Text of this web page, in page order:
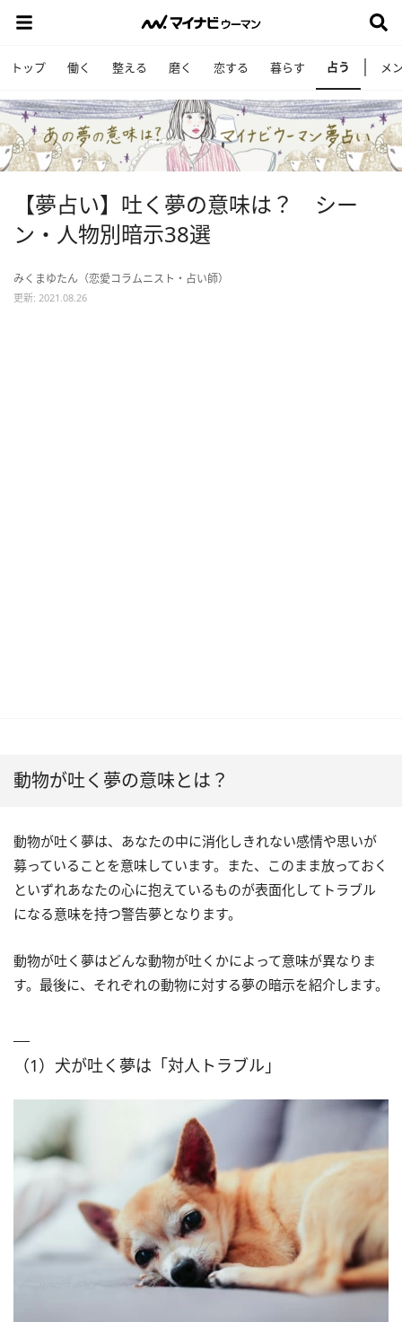
トップ 働く 整える 磨く 恋する 暮らす 占う メ
【夢占い】吐く夢の意味は？ シー
ン・人物別暗示38選
みくまゆたん（恋愛コラムニスト・占い師）
更新: 2021.08.26
動物が吐く夢の意味とは？
動物が吐く夢は、あなたの中に消化しきれない感情や思いが
募っていることを意味しています。また、このまま放っておく
といずれあなたの心に抱えているものが表面化してトラブル
になる意味を持つ警告夢となります。
動物が吐く夢はどんな動物が吐くかによって意味が異なりま
す。最後に、それぞれの動物に対する夢の暗示を紹介します。
（1）犬が吐く夢は「対人トラブル」